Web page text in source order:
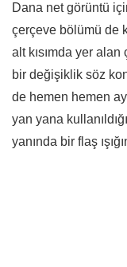
Dana net görüntü
çerçeve bölümü de
alt kısımda yer
bir değişiklik söz
de hemen hemen
yan yana
yanında bir flaş